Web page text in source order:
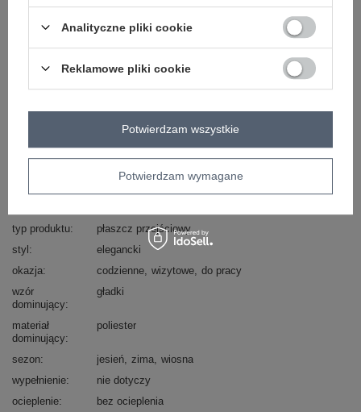
ZALOGUJ SIĘ I ZOBACZ CENĘ
Masz pytanie? Chętnie pomożemy.
typ produktu
płaszcz przejściowy
styl
elegancki
okazja
codzienne wizytowe do pracy
wzór
dominujący
gładki
materiał
dominujący
poliester
sezon jesień zima wiosna
wypełnienie
nie dotyczy
ocieplenie
bez ocieplenia
Analityczne pliki cookie
Reklamowe pliki cookie
Potwierdzam wymagane
Potwierdzam wszystkie